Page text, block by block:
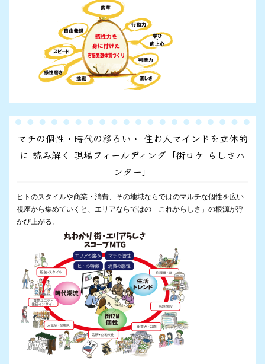
マチの個性・時代の移ろい・ 住む人マインドを立体的
に 読み解く 現場フィールディング「街ロケ らしさハ
ンター」
ヒトのスタイルや商業・消費、その地域ならではのマルチな個性を広い
視座から集めていくと、エリアならではの「これからしさ」の根源が浮
かび上がる。